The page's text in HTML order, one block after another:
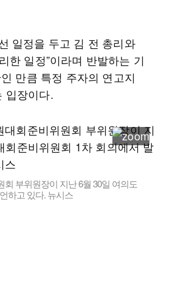
일정을 두고 김 전 총리와
한 일정”이라며 반발하는 기
만큼 특정 주자의 연고지
입장이다.
부위원장이 지난 6월 30일 여의도
하고 있다. 뉴시스